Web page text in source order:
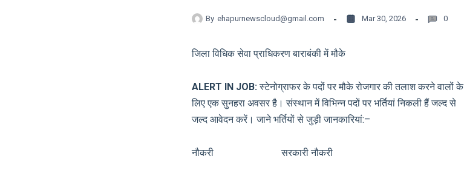
By ehapurnewscloud@gmail.com Mar 30, 2026 0
जिला विधिक सेवा प्राधिकरण बाराबंकी में मौके
ALERT IN JOB:स्टेनोग्राफर के पदों पर मौके रोजगार की तलाश करने वालों के
लिए एक सुनहरा अवसर है। संस्थान में विभिन्न पदों पर भर्तियां निकली हैं जल्द से
जल्द आवेदन करें। जाने भर्तियों से जुड़ी जानकारियां:–
नौकरी सरकारी नौकरी